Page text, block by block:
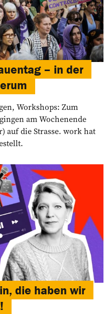
– in der
Workshops: Zum
am Wochenende
auf die Strasse. work hat
die haben wir